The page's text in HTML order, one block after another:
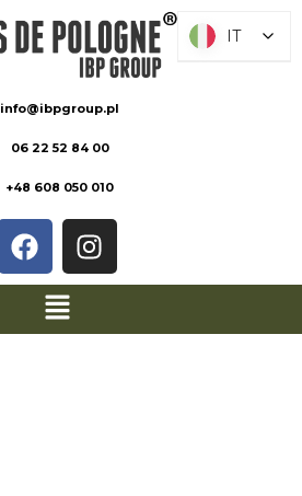
info@ibpgroup.pl
06 22 52 84 00
+48 608 050 010
IT
IT